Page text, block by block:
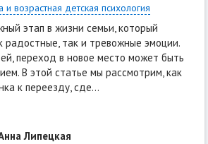
возрастная детская психология
этап в жизни семьи, который
радостные, так и тревожные эмоции.
переход в новое место может быть
В этой статье мы рассмотрим, как
к переезду, сде...
Липецкая